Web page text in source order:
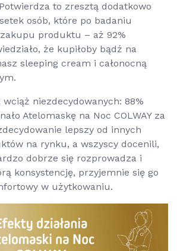
to zresztą dodatkowo
osób, które po badaniu
produktu – aż 92%
że kupiłoby bądź na
sleeping cream i całonocną
niezdecydowanych: 88%
Atelomaskę na Noc COLWAY za
lepszy od innych
na rynku, a wszyscy docenili,
dobrze się rozprowadza i
konsystencję, przyjemnie się go
w użytkowaniu.